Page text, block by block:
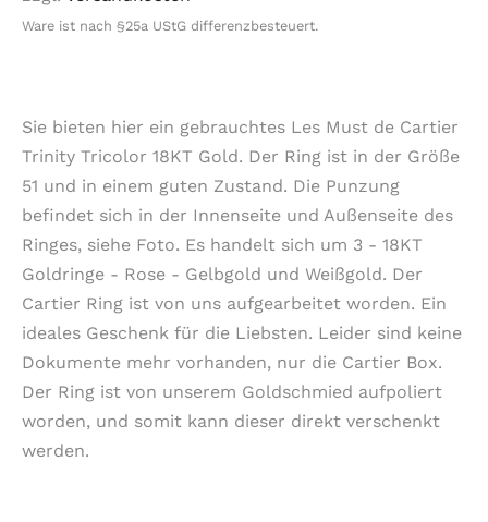
Ware ist nach §25a UStG differenzbesteuert.
Sie bieten hier ein gebrauchtes Les Must de Cartier
Trinity Tricolor 18KT Gold. Der Ring ist in der Größe
51 und in einem guten Zustand. Die Punzung
befindet sich in der Innenseite und Außenseite des
Ringes, siehe Foto. Es handelt sich um 3 - 18KT
Goldringe - Rose - Gelbgold und Weißgold. Der
Cartier Ring ist von uns aufgearbeitet worden. Ein
ideales Geschenk für die Liebsten. Leider sind keine
Dokumente mehr vorhanden, nur die Cartier Box.
Der Ring ist von unserem Goldschmied aufpoliert
worden, und somit kann dieser direkt verschenkt
werden.